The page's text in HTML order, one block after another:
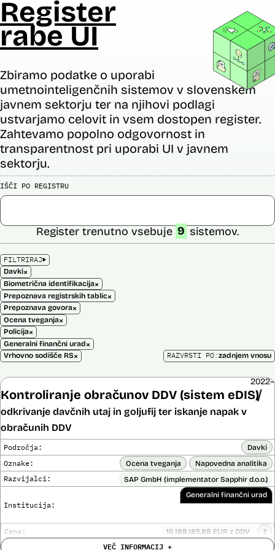
Register
rabe UI
Zbiramo podatke o uporabi
umetnointeligenčnih sistemov v slovenskem
javnem sektorju ter na njihovi podlagi
ustvarjamo celovit in vsem dostopen register.
Zahtevamo popolno odgovornost in
transparentnost pri uporabi UI v javnem
sektorju.
IŠČI PO REGISTRU
FILTRIRAJ
Davki×
Biometrična identifikacija×
Prepoznava registrskih tablic×
Prepoznava govora×
Ocena tveganja×
Policija×
Generalni finančni urad×
Vrhovno sodišče RS×
Register trenutno vsebuje 9 sistemov.
RAZVRSTI PO:zadnjem vnosu
Kontroliranje obračunov DDV (sistem eDIS)
odkrivanje davčnih utaj in goljufij ter iskanje napak v
obračunih DDV
2022–
Področja: Davki
Oznake: Ocena tveganja Napovedna analitika
Razvijalci: SAP GmbH (implementator Sapphir d.o.o.)
Institucija:
Generalni finančni urad
Cena: 16.188.185,88 EUR z DDV ?
VEČ INFORMACIJ +